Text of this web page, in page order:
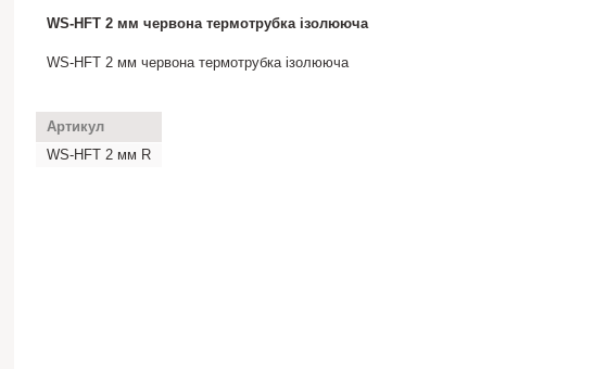
WS-HFT 2 мм червона термотрубка ізолююча
WS-HFT 2 мм червона термотрубка ізолююча
Артикул
WS-HFT 2 мм R